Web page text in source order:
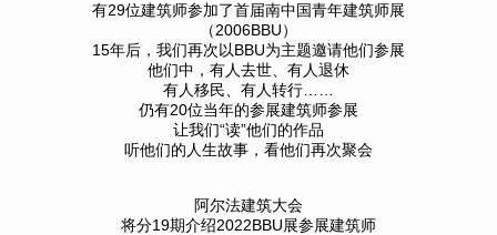
有29位建筑师参加了首届南中国青年建筑师展
（2006BBU）
15年后，我们再次以BBU为主题邀请他们参展
他们中，有人去世、有人退休
有人移民、有人转行……
仍有20位当年的参展建筑师参展
让我们“读”他们的作品
听他们的人生故事，看他们再次聚会
阿尔法建筑大会
将分19期介绍2022BBU展参展建筑师